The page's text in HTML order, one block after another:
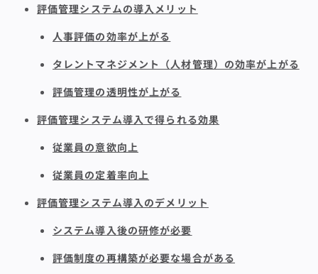
評価管理システムの導入メリット
人事評価の効率が上がる
タレントマネジメント（人材管理）の効率が上がる
評価管理の透明性が上がる
評価管理システム導入で得られる効果
従業員の意欲向上
従業員の定着率向上
評価管理システム導入のデメリット
システム導入後の研修が必要
評価制度の再構築が必要な場合がある